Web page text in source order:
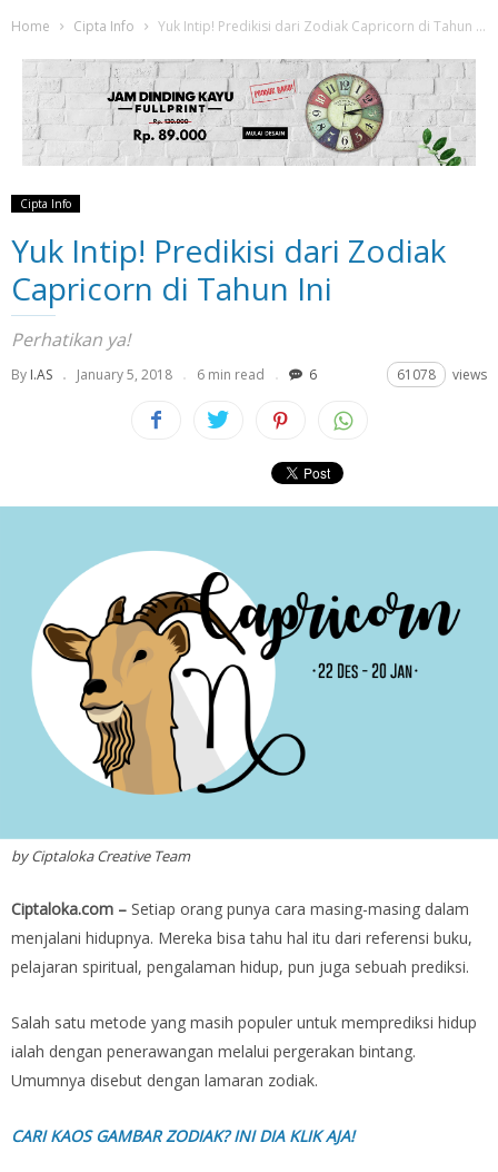
Home Cipta Info Yuk Intip! Predikisi dari Zodiak Capricorn di Tahun Ini
Cipta Info
Yuk Intip! Predikisi dari Zodiak
Capricorn di Tahun Ini
Perhatikan ya!
By I.AS January 5, 2018 6 min read 6 61078 views
by Ciptaloka Creative Team
Ciptaloka.com – Setiap orang punya cara masing-masing dalam
menjalani hidupnya. Mereka bisa tahu hal itu dari referensi buku,
pelajaran spiritual, pengalaman hidup, pun juga sebuah prediksi.
Salah satu metode yang masih populer untuk memprediksi hidup
ialah dengan penerawangan melalui pergerakan bintang.
Umumnya disebut dengan lamaran zodiak.
CARI KAOS GAMBAR ZODIAK? INI DIA KLIK AJA!